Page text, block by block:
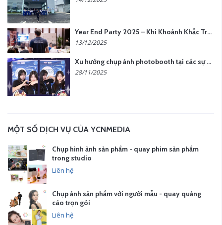
Year End Party 2025 – Khi Khoảnh Khắc Trở Thành Dấu Ấn | Gói Ưu Đãi Tháng 12 Từ YCN Media
13/12/2025
Xu hướng chụp ảnh photobooth tại các sự kiện hiện nay
28/11/2025
MỘT SỐ DỊCH VỤ CỦA YCNMEDIA
Chụp hình ảnh sản phẩm - quay phim sản phẩm
trong studio
Liên hệ
Chụp ảnh sản phẩm với người mẫu - quay quảng
cáo trọn gói
Liên hệ